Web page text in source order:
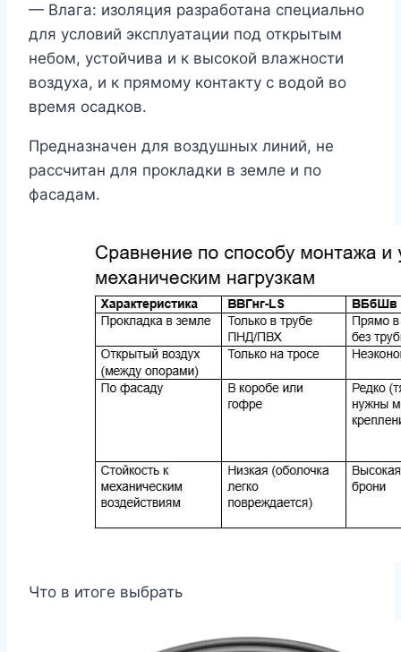
— Влага: изоляция разработана специально
для условий эксплуатации под открытым
небом, устойчива и к высокой влажности
воздуха, и к прямому контакту с водой во
время осадков.
Предназначен для воздушных линий, не
рассчитан для прокладки в земле и по
фасадам.
Что в итоге выбрать